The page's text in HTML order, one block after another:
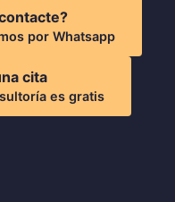
cita
es gratis
por Whatsapp